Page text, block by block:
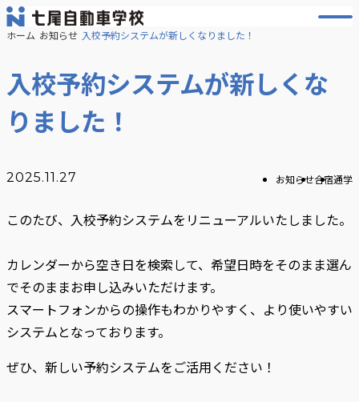
メ
ニ
を
開
く
ホーム お知らせ 入校予約システムが新しくなりました！
入校予約システムが新しくな
りました！
2025.11.27
テ
ゴ
リ
ー
お知らせ合宿通学
このたび、入校予約システムをリニューアルいたしました。
カレンダーから空き日を検索して、希望日時をそのまま選ん
でそのままお申し込みいただけます。
スマートフォンからの操作もわかりやすく、より使いやすい
システムとなっております。
ぜひ、新しい予約システムをご活用ください！